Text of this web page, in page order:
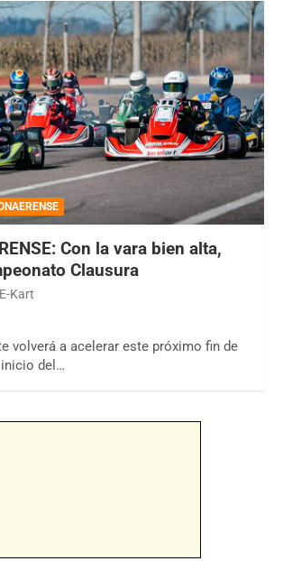
Con la vara bien alta,
Clausura
E-Kart
volverá a acelerar este próximo fin de
del…